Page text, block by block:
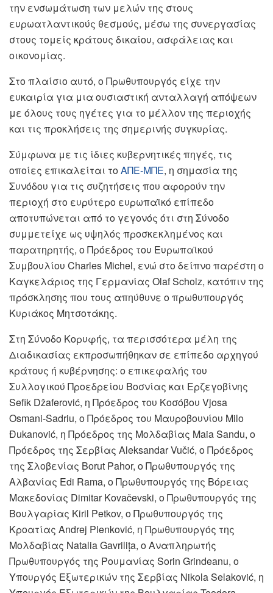
την ενσωμάτωση των μελών της στους
ευρωατλαντικούς θεσμούς, μέσω της συνεργασίας
στους τομείς κράτους δικαίου, ασφάλειας και
οικονομίας.
Στο πλαίσιο αυτό, ο Πρωθυπουργός είχε την
ευκαιρία για μια ουσιαστική ανταλλαγή απόψεων
με όλους τους ηγέτες για το μέλλον της περιοχής
και τις προκλήσεις της σημερινής συγκυρίας.
Σύμφωνα με τις ίδιες κυβερνητικές πηγές, τις
οποίες επικαλείται τοΑΠΕ-ΜΠΕ, η σημασία της
Συνόδου για τις συζητήσεις που αφορούν την
περιοχή στο ευρύτερο ευρωπαϊκό επίπεδο
αποτυπώνεται από το γεγονός ότι στη Σύνοδο
συμμετείχε ως υψηλός προσκεκλημένος και
παρατηρητής, ο Πρόεδρος του Ευρωπαϊκού
Συμβουλίου Charles Michel, ενώ στο δείπνο παρέστη ο
Καγκελάριος της Γερμανίας Olaf Scholz, κατόπιν της
πρόσκλησης που τους απηύθυνε ο πρωθυπουργός
Κυριάκος Μητσοτάκης.
Στη Σύνοδο Κορυφής, τα περισσότερα μέλη της
Διαδικασίας εκπροσωπήθηκαν σε επίπεδο αρχηγού
κράτους ή κυβέρνησης: ο επικεφαλής του
Συλλογικού Προεδρείου Βοσνίας και Ερζεγοβίνης
Sefik Džaferović, η Πρόεδρος του Κοσόβου Vjosa
Osmani-Sadriu, ο Πρόεδρος του Μαυροβουνίου Milo
Đukanović, η Πρόεδρος της Μολδαβίας Maia Sandu, ο
Πρόεδρος της Σερβίας Aleksandar Vučić, ο Πρόεδρος
της Σλοβενίας Borut Pahor, ο Πρωθυπουργός της
Αλβανίας Edi Rama, ο Πρωθυπουργός της Βόρειας
Μακεδονίας Dimitar Kovačevski, ο Πρωθυπουργός της
Βουλγαρίας Kiril Petkov, ο Πρωθυπουργός της
Κροατίας Andrej Plenković, η Πρωθυπουργός της
Μολδαβίας Natalia Gavrilița, ο Αναπληρωτής
Πρωθυπουργός της Ρουμανίας Sorin Grindeanu, ο
Υπουργός Εξωτερικών της Σερβίας Nikola Selaković, η